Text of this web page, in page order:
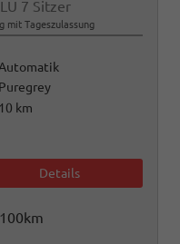
7 Sitzer
mit Tageszulassung
Puregrey
10 km
Details